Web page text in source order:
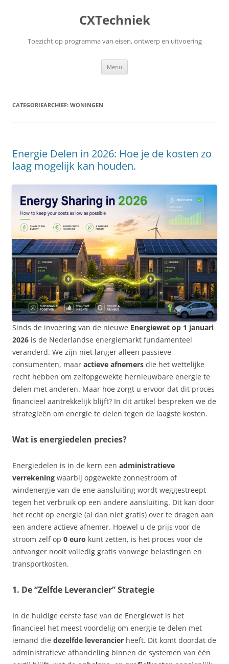
CXTechniek
Toezicht op programma van eisen, ontwerp en uitvoering
Menu
CATEGORIEARCHIEF: WONINGEN
Energie Delen in 2026: Hoe je de kosten zo
laag mogelijk kan houden.
Sinds de invoering van de nieuwe Energiewet op 1 januari
2026 is de Nederlandse energiemarkt fundamenteel
veranderd. We zijn niet langer alleen passieve
consumenten, maar actieve afnemers die het wettelijke
recht hebben om zelfopgewekte hernieuwbare energie te
delen met anderen. Maar hoe zorgt u ervoor dat dit proces
financieel aantrekkelijk blijft? In dit artikel bespreken we de
strategieën om energie te delen tegen de laagste kosten.
Wat is energiedelen precies?
Energiedelen is in de kern een administratieve
verrekening waarbij opgewekte zonnestroom of
windenergie van de ene aansluiting wordt weggestreept
tegen het verbruik op een andere aansluiting. Dit kan door
het recht op energie (al dan niet gratis) over te dragen aan
een andere actieve afnemer. Hoewel u de prijs voor de
stroom zelf op 0 euro kunt zetten, is het proces voor de
ontvanger nooit volledig gratis vanwege belastingen en
transportkosten.
1. De “Zelfde Leverancier” Strategie
In de huidige eerste fase van de Energiewet is het
financieel het meest voordelig om energie te delen met
iemand die dezelfde leverancier heeft. Dit komt doordat de
administratieve afhandeling binnen de systemen van één